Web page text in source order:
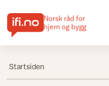
Norsk råd for
hjem og bygg
Startsiden